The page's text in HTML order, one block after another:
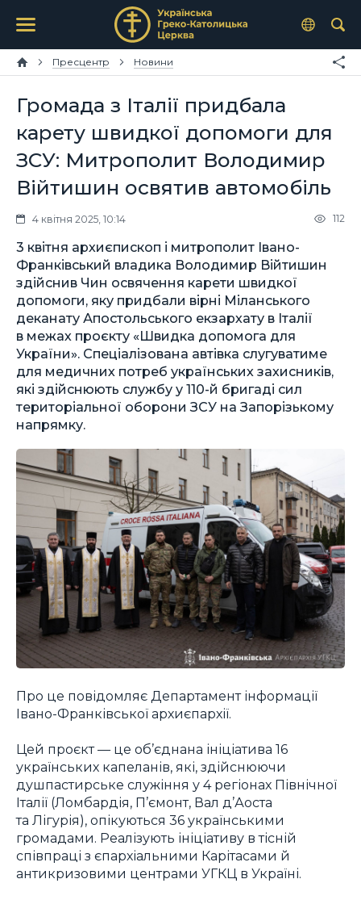
Пресцентр Новини
Громада з Італії придбала
карету швидкої допомоги для
ЗСУ: Митрополит Володимир
Війтишин освятив автомобіль
4 квітня 2025, 10:14 112
3 квітня архиєпископ і митрополит Івано-
Франківський владика Володимир Війтишин
здійснив Чин освячення карети швидкої
допомоги, яку придбали вірні Міланського
деканату Апостольського екзархату в Італії
в межах проєкту «Швидка допомога для
України». Спеціалізована автівка слугуватиме
для медичних потреб українських захисників,
які здійснюють службу у 110-й бригаді сил
територіальної оборони ЗСУ на Запорізькому
напрямку.
Про це повідомляє Департамент інформації
Івано-Франківської архиєпархії.
Цей проєкт — це об’єднана ініціатива 16
українських капеланів, які, здійснюючи
душпастирське служіння у 4 регіонах Північної
Італії (Ломбардія, П’ємонт, Вал д’Аоста
та Лігурія), опікуються 36 українськими
громадами. Реалізують ініціативу в тісній
співпраці з єпархіальними Карітасами й
антикризовими центрами УГКЦ в Україні.